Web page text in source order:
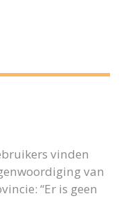
vinden
van
“Er is geen